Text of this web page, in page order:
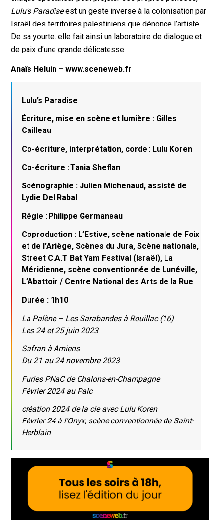
Lulu’s Paradiseest un geste inverse à la colonisation par
Israël des territoires palestiniens que dénonce l’artiste.
De sa yourte, elle fait ainsi un laboratoire de dialogue et
de paix d’une grande délicatesse.
Anaïs Heluin – www.sceneweb.fr
Lulu’s Paradise
Écriture, mise en scène et lumière : Gilles
Cailleau
Co-écriture, interprétation, corde : Lulu Koren
Co-écriture : Tania Sheflan
Scénographie : Julien Michenaud, assisté de
Lydie Del Rabal
Régie : Philippe Germaneau
Coproduction : L’Estive, scène nationale de Foix
et de l’Ariège, Scènes du Jura, Scène nationale,
Street C.A.T Bat Yam Festival (Israël), La
Méridienne, scène conventionnée de Lunéville,
L’Abattoir / Centre National des Arts de la Rue
Durée : 1h10
La Palène – Les Sarabandes à Rouillac (16)
Les 24 et 25 juin 2023
Safran à Amiens
Du 21 au 24 novembre 2023
Furies PNaC de Chalons-en-Champagne
Février 2024 au Palc
création 2024 de la cie avec Lulu Koren
Février 24 à l’Onyx, scène conventionnée de Saint-
Herblain